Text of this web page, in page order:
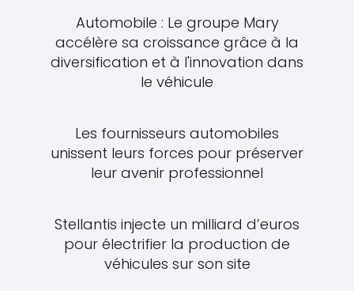
Automobile : Le groupe Mary
accélère sa croissance grâce à la
diversification et à l'innovation dans
le véhicule
Les fournisseurs automobiles
unissent leurs forces pour préserver
leur avenir professionnel
Stellantis injecte un milliard d’euros
pour électrifier la production de
véhicules sur son site